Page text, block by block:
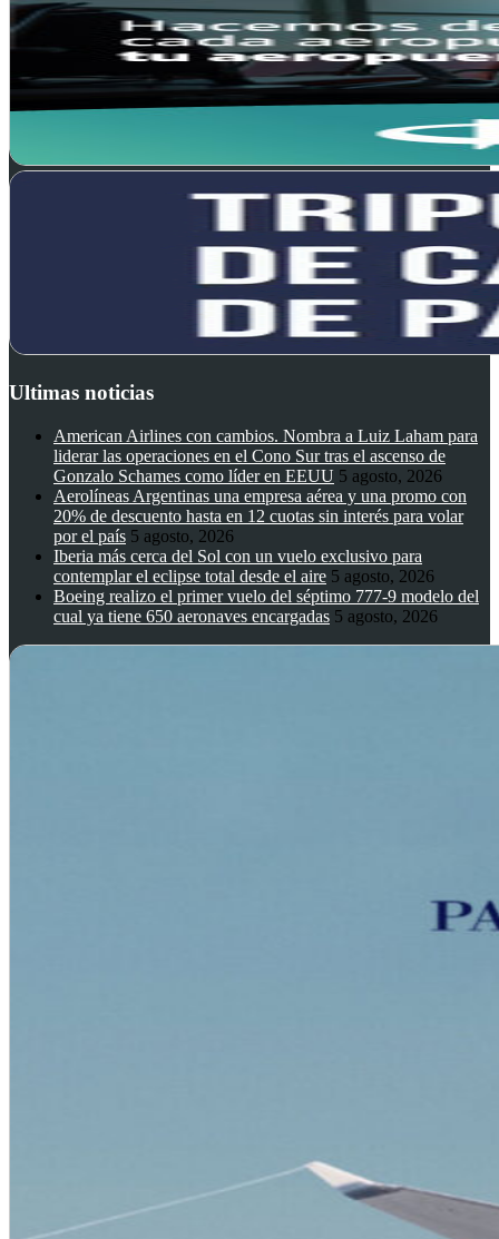
Ultimas noticias
American Airlines con cambios. Nombra a Luiz Laham para
liderar las operaciones en el Cono Sur tras el ascenso de
Gonzalo Schames como líder en EEUU 5 agosto, 2026
Aerolíneas Argentinas una empresa aérea y una promo con
20% de descuento hasta en 12 cuotas sin interés para volar
por el país 5 agosto, 2026
Iberia más cerca del Sol con un vuelo exclusivo para
contemplar el eclipse total desde el aire 5 agosto, 2026
Boeing realizo el primer vuelo del séptimo 777-9 modelo del
cual ya tiene 650 aeronaves encargadas 5 agosto, 2026